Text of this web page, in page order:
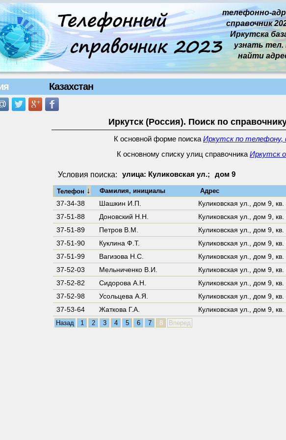
телефонно-
справочник
Иркутска база
узнать тел.
найти
Казахстан
Иркутск (Россия). Поиск по
К основной форме поиска Иркутск по телефону,
К основному списку улиц справочника Иркутск
Условия поиска: улица: Куликовская ул.; дом 9
Телефон ↓ Фамилия, инициалы Адрес
37-34-38 Шашкин И.П. Куликовская ул., дом 9
37-51-88
Доновский Н.Н. Куликовская ул., дом 9
37-51-89
Петров В.М. Куликовская ул., дом 9
37-51-90
Куклина Ф.Т. Куликовская ул., дом 9
37-51-99
Вагизова Н.С. Куликовская ул., дом 9
37-52-03
Мельниченко В.И. Куликовская ул., дом 9
37-52-82
Сидорова А.Н. Куликовская ул., дом 9
37-52-98
Усольцева А.Я. Куликовская ул., дом 9
37-53-64
Жаткова Г.А. Куликовская ул., дом 9 кв.
Назад 1 2 3 4 5 6 7 8 Вперед